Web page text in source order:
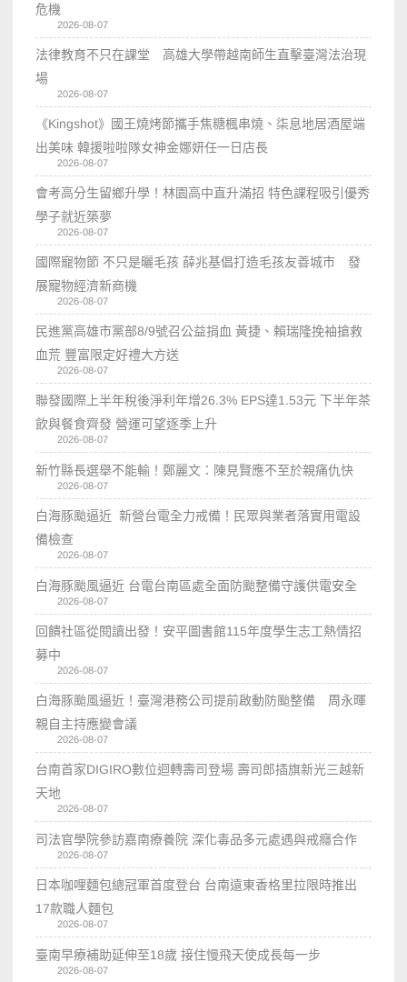
危機
2026-08-07
法律教育不只在課堂 高雄大學帶越南師生直擊臺灣法治現
場
2026-08-07
《Kingshot》國王燒烤節攜手焦糖楓串燒、柒息地居酒屋端
出美味 韓援啦啦隊女神金娜妍任一日店長
2026-08-07
會考高分生留鄉升學！林園高中直升滿招 特色課程吸引優秀
學子就近築夢
2026-08-07
國際寵物節 不只是曬毛孩 薛兆基倡打造毛孩友善城市 發
展寵物經濟新商機
2026-08-07
民進黨高雄市黨部8/9號召公益捐血 黃捷、賴瑞隆挽袖搶救
血荒 豐富限定好禮大方送
2026-08-07
聯發國際上半年稅後淨利年增26.3% EPS達1.53元 下半年茶
飲與餐食齊發 營運可望逐季上升
2026-08-07
新竹縣長選舉不能輸！鄭麗文：陳見賢應不至於親痛仇快
2026-08-07
白海豚颱逼近 新營台電全力戒備！民眾與業者落實用電設
備檢查
2026-08-07
白海豚颱風逼近 台電台南區處全面防颱整備守護供電安全
2026-08-07
回饋社區從閱讀出發！安平圖書館115年度學生志工熱情招
募中
2026-08-07
白海豚颱風逼近！臺灣港務公司提前啟動防颱整備 周永暉
親自主持應變會議
2026-08-07
台南首家DIGIRO數位迴轉壽司登場 壽司郎插旗新光三越新
天地
2026-08-07
司法官學院參訪嘉南療養院 深化毒品多元處遇與戒癮合作
2026-08-07
日本咖哩麵包總冠軍首度登台 台南遠東香格里拉限時推出
17款職人麵包
2026-08-07
臺南早療補助延伸至18歲 接住慢飛天使成長每一步
2026-08-07